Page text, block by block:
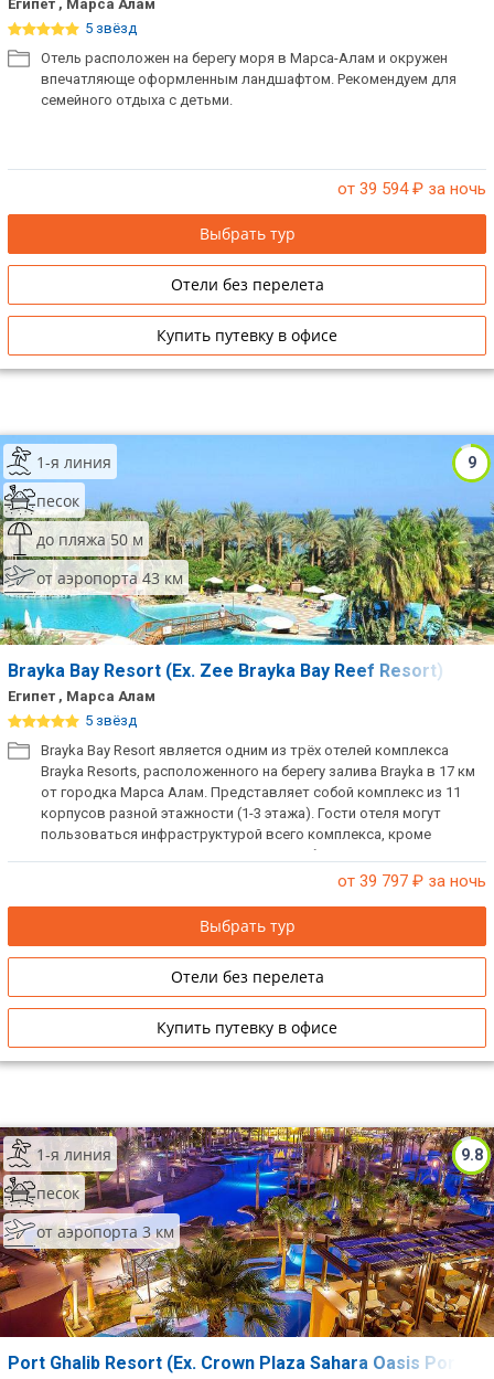
Египет , Марса Алам
5 звёзд
Отель расположен на берегу моря в Марса-Алам и окружен
впечатляюще оформленным ландшафтом. Рекомендуем для
семейного отдыха с детьми.
от 39 594₽ за ночь
Выбрать тур
Отели без перелета
Купить путевку в офисе
9
1-я линия
песок
до пляжа 50 м
от аэропорта 43 км
Brayka Bay Resort (Ex. Zee Brayka Bay Reef Resort)
Египет , Марса Алам
5 звёзд
Brayka Bay Resort является одним из трёх отелей комплекса
Brayka Resorts, расположенного на берегу залива Brayka в 17 км
от городка Марса Алам. Представляет собой комплекс из 11
корпусов разной этажности (1-3 этажа). Гости отеля могут
пользоваться инфраструктурой всего комплекса, кроме
главного ресторана и шезлонгов как у бассейнов, так и на
от 39 797 ₽ за ночь
Выбрать тур
Отели без перелета
Купить путевку в офисе
9.8
1-я линия
песок
от аэропорта 3 км
Port Ghalib Resort (Ex. Crown Plaza Sahara Oasis Port